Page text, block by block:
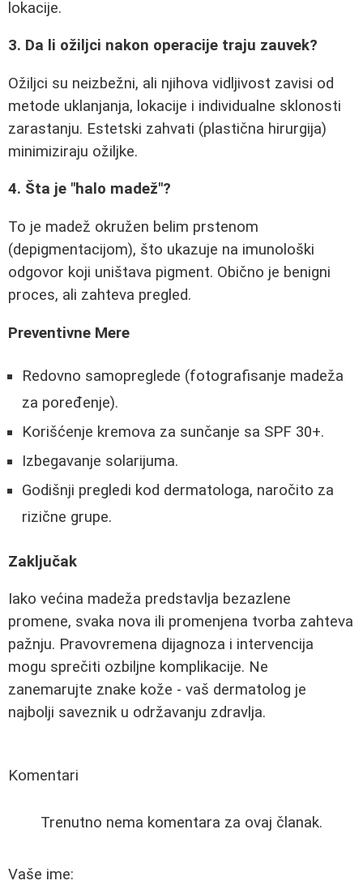
lokacije.
3. Da li ožiljci nakon operacije traju zauvek?
Ožiljci su neizbežni, ali njihova vidljivost zavisi od
metode uklanjanja, lokacije i individualne sklonosti
zarastanju. Estetski zahvati (plastična hirurgija)
minimiziraju ožiljke.
4. Šta je "halo madež"?
To je madež okružen belim prstenom
(depigmentacijom), što ukazuje na imunološki
odgovor koji uništava pigment. Obično je benigni
proces, ali zahteva pregled.
Preventivne Mere
Redovno samopreglede (fotografisanje madeža
za poređenje).
Korišćenje kremova za sunčanje sa SPF 30+.
Izbegavanje solarijuma.
Godišnji pregledi kod dermatologa, naročito za
rizične grupe.
Zaključak
Iako većina madeža predstavlja bezazlene
promene, svaka nova ili promenjena tvorba zahteva
pažnju. Pravovremena dijagnoza i intervencija
mogu sprečiti ozbiljne komplikacije. Ne
zanemarujte znake kože - vaš dermatolog je
najbolji saveznik u održavanju zdravlja.
Komentari
Trenutno nema komentara za ovaj članak.
Vaše ime: